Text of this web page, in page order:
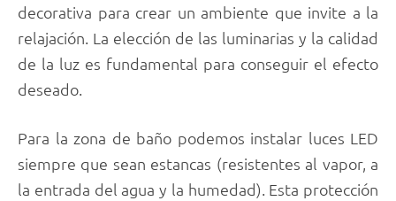
decorativa para crear un ambiente que invite a la
relajación. La elección de las luminarias y la calidad
de la luz es fundamental para conseguir el efecto
deseado.
Para la zona de baño podemos instalar luces LED
siempre que sean estancas (resistentes al vapor, a
la entrada del agua y la humedad). Esta protección